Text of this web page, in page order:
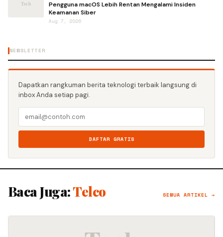
Pengguna macOS Lebih Rentan Mengalami Insiden
Keamanan Siber
Aug 7, 2026
NEWSLETTER
Dapatkan rangkuman berita teknologi terbaik langsung di
inbox Anda setiap pagi.
DAFTAR GRATIS
Baca Juga:Telco SEMUA ARTIKEL →